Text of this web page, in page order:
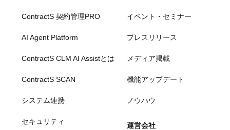
ContractS 契約管理PRO
AI Agent Platform
ContractS CLM AI Assistとは
ContractS SCAN
システム連携
セキュリティ
イベント・セミナー
プレスリリース
メディア掲載
機能アップデート
ノウハウ
運営会社